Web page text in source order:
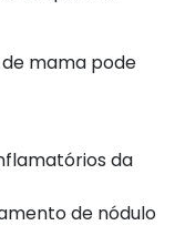
mama pode
da
de nódulo